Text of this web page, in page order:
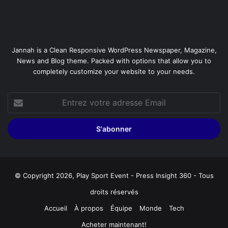
Jannah is a Clean Responsive WordPress Newspaper, Magazine,
News and Blog theme. Packed with options that allow you to
completely customize your website to your needs.
votre
adresse
Email
© Copyright 2026, Play Sport Event - Press Insight 360 - Tous
droits réservés
Accueil
À propos Équipe Monde
Tech
Acheter maintenant!